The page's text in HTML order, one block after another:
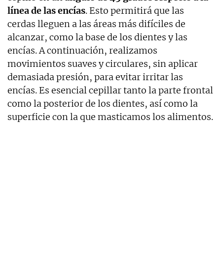
línea de las encías. Esto permitirá que las
cerdas lleguen a las áreas más difíciles de
alcanzar, como la base de los dientes y las
encías. A continuación, realizamos
movimientos suaves y circulares, sin aplicar
demasiada presión, para evitar irritar las
encías. Es esencial cepillar tanto la parte frontal
como la posterior de los dientes, así como la
superficie con la que masticamos los alimentos.